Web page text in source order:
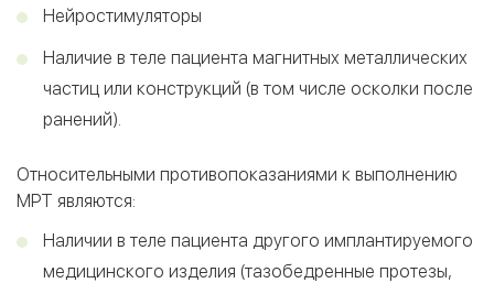
Нейростимуляторы
Наличие в теле пациента магнитных металлических
частиц или конструкций (в том числе осколки после
ранений).
Относительными противопоказаниями к выполнению
МРТ являются:
Наличии в теле пациента другого имплантируемого
медицинского изделия (тазобедренные протезы,